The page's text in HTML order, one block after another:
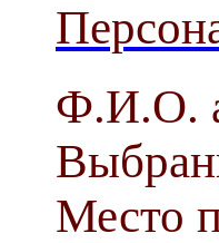
Ф.И.О.
Место